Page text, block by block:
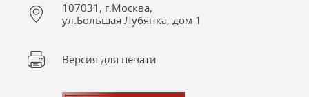
107031, г.Москва,
ул.Большая Лубянка, дом 1
Версия для печати